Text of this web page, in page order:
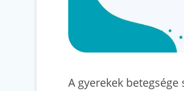
A gyerekek